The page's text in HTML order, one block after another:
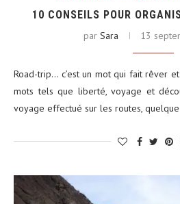
10 CONSEILS POUR
par Sara 13
Road-trip… c’est un mot qui fait rêver
mots tels que liberté, voyage et
voyage effectué sur les routes,